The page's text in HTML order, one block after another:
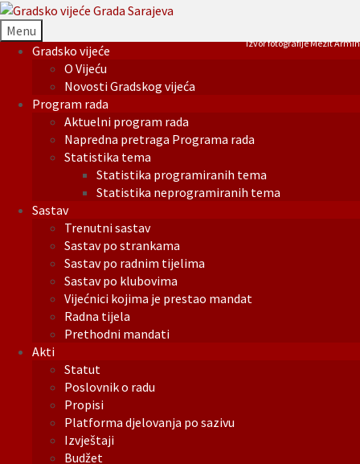
Menu
Gradsko vijeće
O Vijeću
Novosti Gradskog vijeća
Program rada
Aktuelni program rada
Napredna pretraga Programa rada
Statistika tema
Statistika programiranih tema
Statistika neprogramiranih tema
Sastav
Trenutni sastav
Sastav po strankama
Sastav po radnim tijelima
Sastav po klubovima
Vijećnici kojima je prestao mandat
Radna tijela
Prethodni mandati
Akti
Statut
Poslovnik o radu
Propisi
Platforma djelovanja po sazivu
Izvještaji
Budžet
Izvor fotografije Mezit Armin